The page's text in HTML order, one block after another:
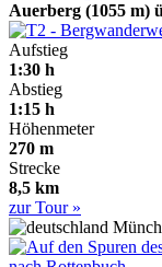
Auerberg (1055 m)
Aufstieg
1:30 h
Abstieg
1:15 h
Höhenmeter
270 m
Strecke
8,5 km
zur Tour »